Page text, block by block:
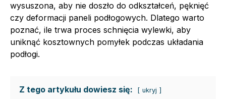
wysuszona, aby nie doszło do odkształceń, pęknięć
czy deformacji paneli podłogowych. Dlatego warto
poznać, ile trwa proces schnięcia wylewki, aby
uniknąć kosztownych pomyłek podczas układania
podłogi.
Z tego artykułu dowiesz się: ukryj